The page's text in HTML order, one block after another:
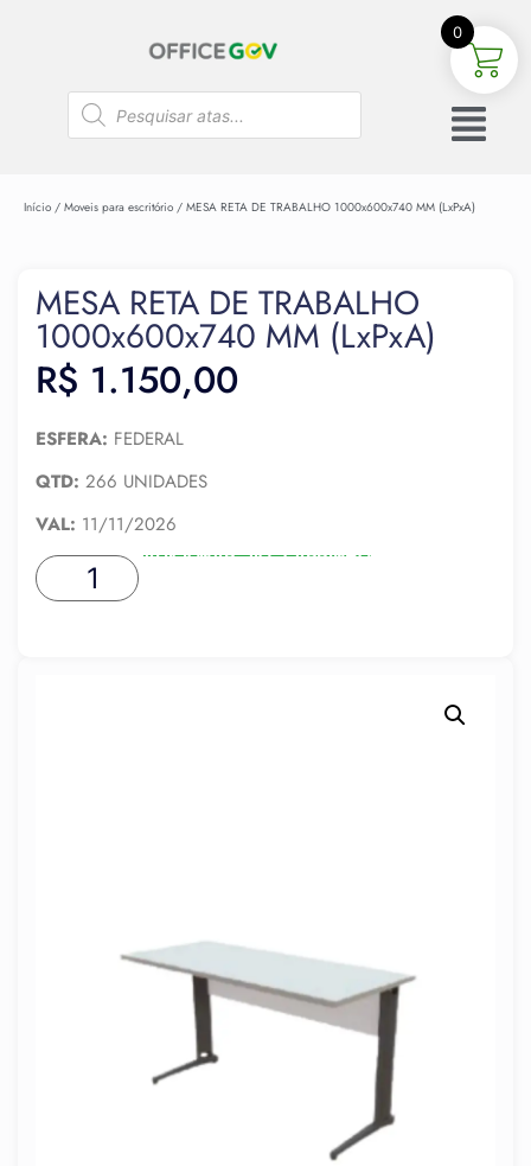
Início / Moveis para escritório / MESA RETA DE TRABALHO 1000x600x740 MM (LxPxA)
MESA RETA DE TRABALHO
1000x600x740 MM (LxPxA)
R$ 1.150,00
ESFERA: FEDERAL
QTD: 266 UNIDADES
VAL: 11/11/2026
ADICIONAR AO CARRINHO
0